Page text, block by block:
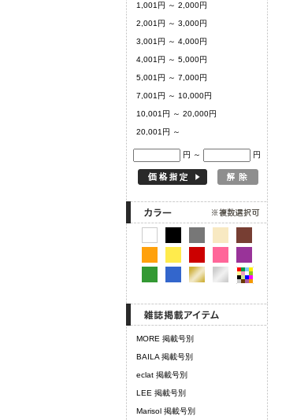
1,001円 ～ 2,000円
2,001円 ～ 3,000円
3,001円 ～ 4,000円
4,001円 ～ 5,000円
5,001円 ～ 7,000円
7,001円 ～ 10,000円
10,001円 ～ 20,000円
20,001円 ～
円 ～ 円
MORE 掲載号別
BAILA 掲載号別
eclat 掲載号別
LEE 掲載号別
Marisol 掲載号別